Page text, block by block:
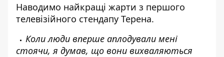
Наводимо найкращі жарти з першого
телевізійного стендапу Терена.
Коли люди вперше аплодували мені
стоячи, я думав, що вони вихваляються